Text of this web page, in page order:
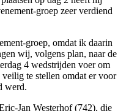
groep zeer verdiend
groep, omdat ik daarin
wij, volgens plan, naar de
4 wedstrijden voer om
veilig te stellen omdat er voor
werd.
Jan Westerhof (742), die